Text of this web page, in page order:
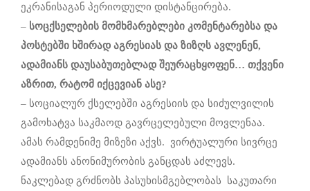
ეკრანისაგან პერიოდული დისტანცირება.
– სოცქსელების მომხმარებლები კომენტარებსა და
პოსტებში ხშირად აგრესიას და ზიზღს ავლენენ,
ადამიანს დაუსაბუთებლად შეურაცხყოფენ… თქვენი
აზრით, რატომ იქცევიან ასე?
– სოციალურ ქსელებში აგრესიის და სიძულვილის
გამოხატვა საკმაოდ გავრცელებული მოვლენაა.
ამას რამდენიმე მიზეზი აქვს. ვირტუალური სივრცე
ადამიანს ანონიმურობის განცდას აძლევს.
ნაკლებად გრძნობს პასუხისმგებლობას საკუთარი